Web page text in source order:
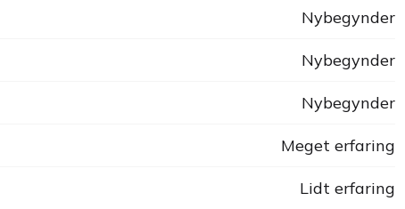
Nybegynder
Nybegynder
Nybegynder
Meget erfaring
Lidt erfaring